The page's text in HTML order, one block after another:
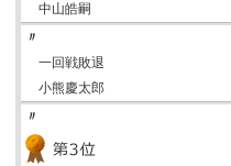
中山皓嗣
〃
一回戦敗退
小熊慶太郎
〃